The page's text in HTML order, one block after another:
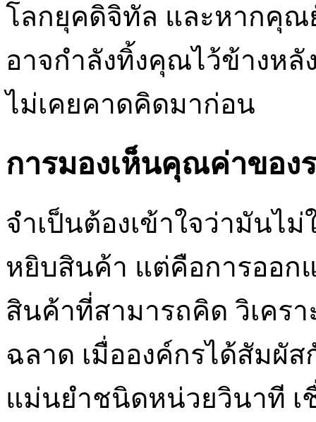
โลกยุคดิจิทัล และหากคุณ
อาจกำลังทิ้งคุณไว้ข้างหลั
ไม่เคยคาดคิดมาก่อน
การมองเห็นคุณค่าของ
จำเป็นต้องเข้าใจว่ามันไ
หยิบสินค้า แต่คือการออก
สินค้าที่สามารถคิด วิเคร
ฉลาด เมื่อองค์กรได้สัมผัส
แม่นยำชนิดหน่วยวินาที เ